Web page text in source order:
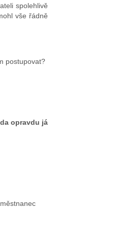
spolehlivě
vše řádně
postupovat?
opravdu já